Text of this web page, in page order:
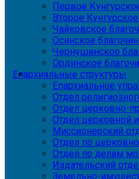
Первое
Второе
Чайковское
Осинское
Чернушинское
Ординское
Епархиальные структуры
Епархиальное
Отдел
Отдел церковно-
Отдел церковной
Миссионерский
Отдел по
Отдел по делам
Издательский
Земельно-